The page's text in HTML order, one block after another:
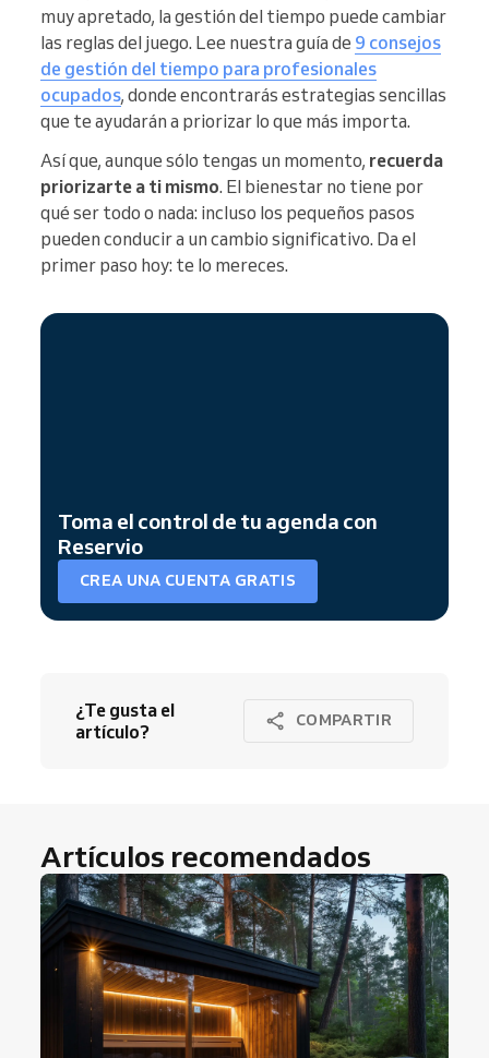
muy apretado, la gestión del tiempo puede cambiar
las reglas del juego. Lee nuestra guía de 9 consejos
de gestión del tiempo para profesionales
ocupados, donde encontrarás estrategias sencillas
que te ayudarán a priorizar lo que más importa.
Así que, aunque sólo tengas un momento, recuerda
priorizarte a ti mismo. El bienestar no tiene por
qué ser todo o nada: incluso los pequeños pasos
pueden conducir a un cambio significativo. Da el
primer paso hoy: te lo mereces.
Toma el control de tu agenda con
Reservio
CREA UNA CUENTA GRATIS
¿Te gusta el
artículo?
COMPARTIR
Artículos recomendados